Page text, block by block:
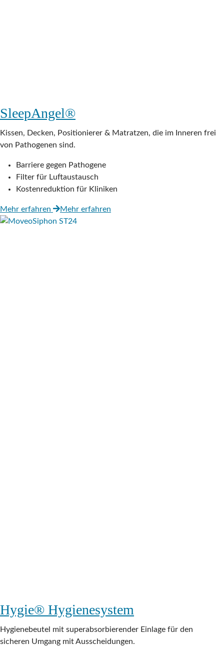
SleepAngel®
Kissen, Decken, Positionierer & Matratzen, die im Inneren frei
von Pathogenen sind.
Barriere gegen Pathogene
Filter für Luftaustausch
Kostenreduktion für Kliniken
Mehr erfahren Mehr erfahren
Hygie® Hygienesystem
Hygienebeutel mit superabsorbierender Einlage für den
sicheren Umgang mit Ausscheidungen.